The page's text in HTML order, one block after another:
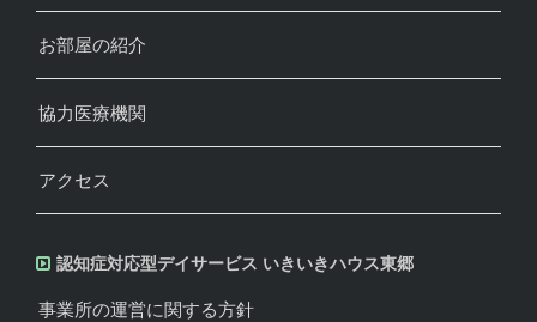
お部屋の紹介
協力医療機関
アクセス
認知症対応型デイサービス いきいきハウス東郷
事業所の運営に関する方針